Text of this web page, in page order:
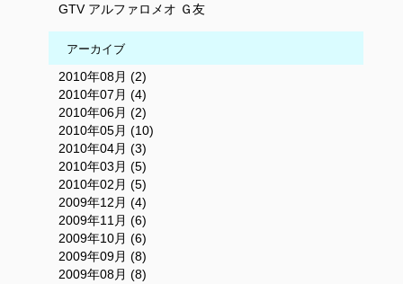
GTV アルファロメオ Ｇ友
アーカイブ
2010年08月 (2)
2010年07月 (4)
2010年06月 (2)
2010年05月 (10)
2010年04月 (3)
2010年03月 (5)
2010年02月 (5)
2009年12月 (4)
2009年11月 (6)
2009年10月 (6)
2009年09月 (8)
2009年08月 (8)